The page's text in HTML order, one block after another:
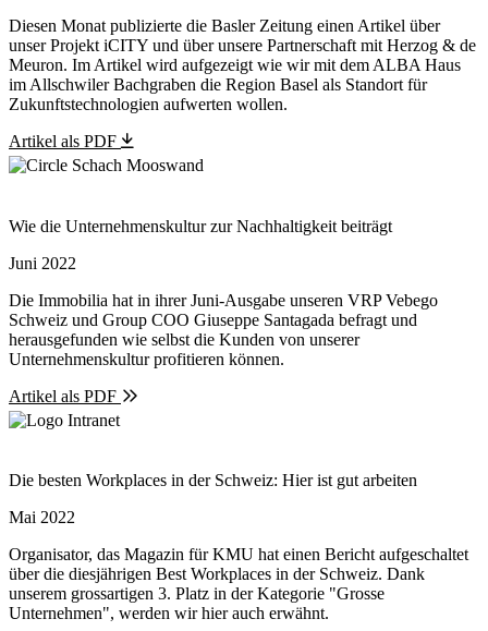
Diesen Monat publizierte die Basler Zeitung einen Artikel über
unser Projekt iCITY und über unsere Partnerschaft mit Herzog & de
Meuron. Im Artikel wird aufgezeigt wie wir mit dem ALBA Haus
im Allschwiler Bachgraben die Region Basel als Standort für
Zukunftstechnologien aufwerten wollen.
Artikel als PDF
Wie die Unternehmenskultur zur Nachhaltigkeit beiträgt
Juni 2022
Die Immobilia hat in ihrer Juni-Ausgabe unseren VRP Vebego
Schweiz und Group COO Giuseppe Santagada befragt und
herausgefunden wie selbst die Kunden von unserer
Unternehmenskultur profitieren können.
Artikel als PDF
Die besten Workplaces in der Schweiz: Hier ist gut arbeiten
Mai 2022
Organisator, das Magazin für KMU hat einen Bericht aufgeschaltet
über die diesjährigen Best Workplaces in der Schweiz. Dank
unserem grossartigen 3. Platz in der Kategorie "Grosse
Unternehmen", werden wir hier auch erwähnt.